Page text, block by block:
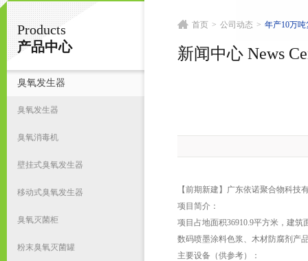
南京皇明臭氧机电设备厂
Products
产品中心
臭氧发生器
臭氧发生器
臭氧消毒机
壁挂式臭氧发生器
移动式臭氧发生器
臭氧灭菌柜
粉末臭氧灭菌罐
首页 > 公司动态 > 年产10万
新闻中心 News
【前期新建】广东依诺聚合物科技
项目简介：
项目占地面积36910.9平方米，建
数码喷墨涂料色浆、木材防腐剂产
主要设备（供参考）：